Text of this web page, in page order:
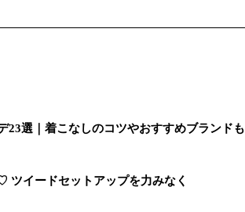
23選｜着こなしのコツやおすすめブランドも
ツイードセットアップを力みなく